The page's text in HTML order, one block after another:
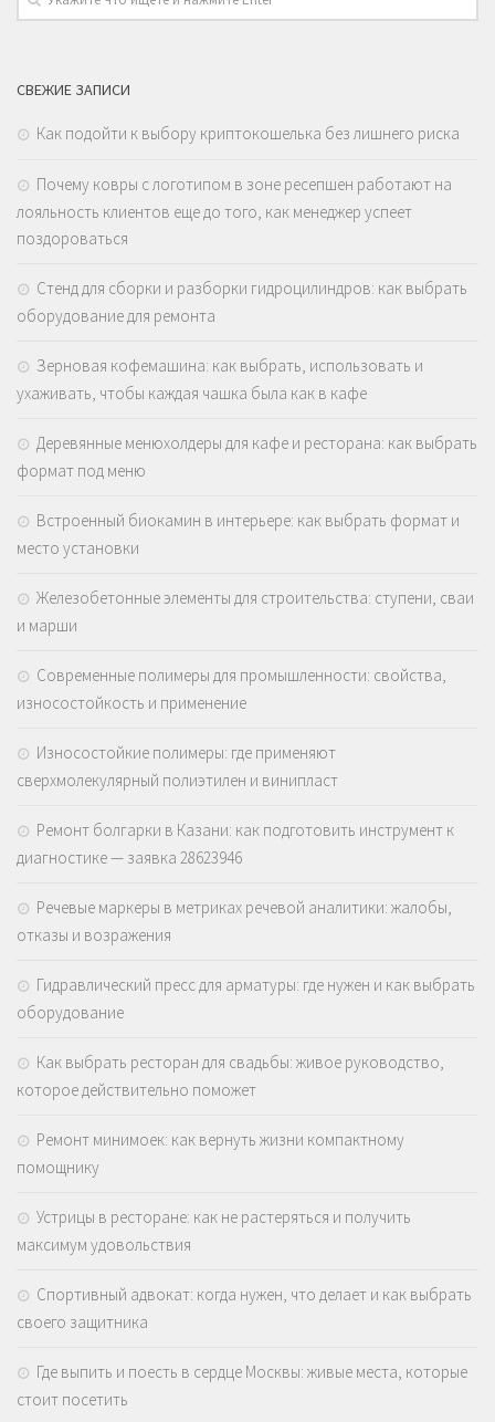
СВЕЖИЕ ЗАПИСИ
Как подойти к выбору криптокошелька без лишнего риска
Почему ковры с логотипом в зоне ресепшен работают на
лояльность клиентов еще до того, как менеджер успеет
поздороваться
Стенд для сборки и разборки гидроцилиндров: как выбрать
оборудование для ремонта
Зерновая кофемашина: как выбрать, использовать и
ухаживать, чтобы каждая чашка была как в кафе
Деревянные менюхолдеры для кафе и ресторана: как выбрать
формат под меню
Встроенный биокамин в интерьере: как выбрать формат и
место установки
Железобетонные элементы для строительства: ступени, сваи
и марши
Современные полимеры для промышленности: свойства,
износостойкость и применение
Износостойкие полимеры: где применяют
сверхмолекулярный полиэтилен и винипласт
Ремонт болгарки в Казани: как подготовить инструмент к
диагностике — заявка 28623946
Речевые маркеры в метриках речевой аналитики: жалобы,
отказы и возражения
Гидравлический пресс для арматуры: где нужен и как выбрать
оборудование
Как выбрать ресторан для свадьбы: живое руководство,
которое действительно поможет
Ремонт минимоек: как вернуть жизни компактному
помощнику
Устрицы в ресторане: как не растеряться и получить
максимум удовольствия
Спортивный адвокат: когда нужен, что делает и как выбрать
своего защитника
Где выпить и поесть в сердце Москвы: живые места, которые
стоит посетить